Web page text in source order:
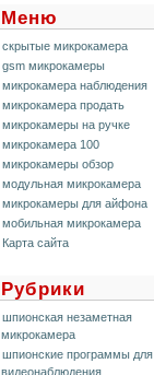
Меню
скрытые микрокамера
gsm микрокамеры
микрокамера наблюдения
микрокамера продать
микрокамеры на ручке
микрокамера 100
микрокамеры обзор
модульная микрокамера
микрокамеры для айфона
мобильная микрокамера
Карта сайта
Рубрики
шпионская незаметная
микрокамера
шпионские программы для
видеонаблюдения